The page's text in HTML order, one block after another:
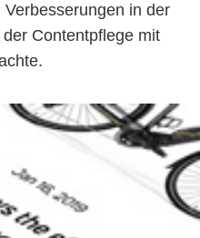
in der
Contentpflege mit